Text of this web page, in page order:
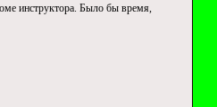
инструктора. Было бы время,